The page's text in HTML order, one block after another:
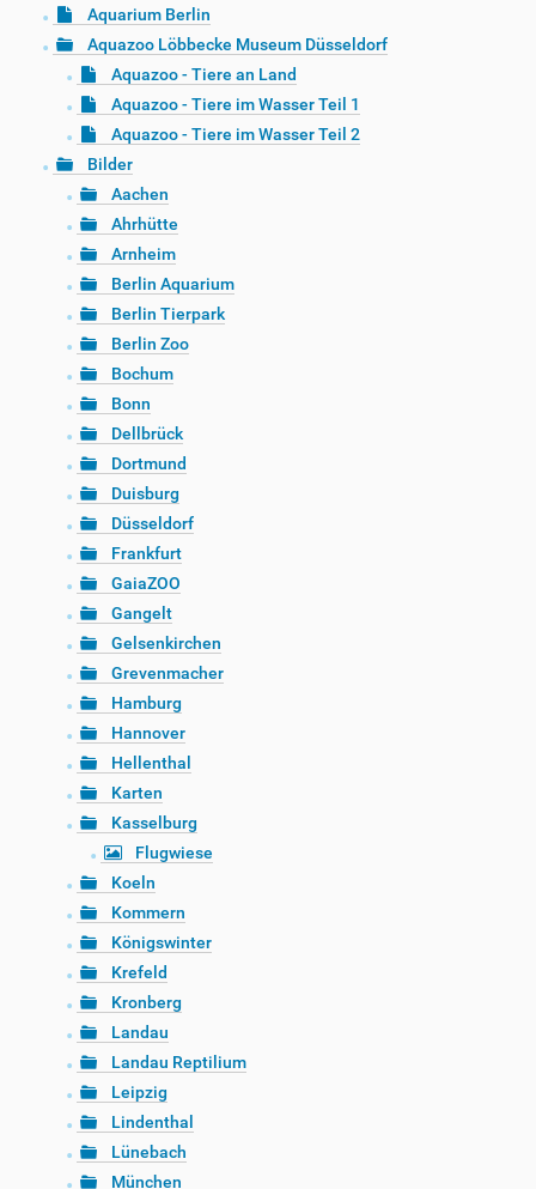
Aquarium Berlin
Aquazoo Löbbecke Museum Düsseldorf
Aquazoo - Tiere an Land
Aquazoo - Tiere im Wasser Teil 1
Aquazoo - Tiere im Wasser Teil 2
Bilder
Aachen
Ahrhütte
Arnheim
Berlin Aquarium
Berlin Tierpark
Berlin Zoo
Bochum
Bonn
Dellbrück
Dortmund
Duisburg
Düsseldorf
Frankfurt
GaiaZOO
Gangelt
Gelsenkirchen
Grevenmacher
Hamburg
Hannover
Hellenthal
Karten
Kasselburg
Flugwiese
Koeln
Kommern
Königswinter
Krefeld
Kronberg
Landau
Landau Reptilium
Leipzig
Lindenthal
Lünebach
München